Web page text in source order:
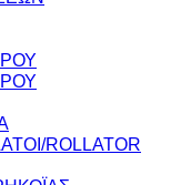
ROLLATOR